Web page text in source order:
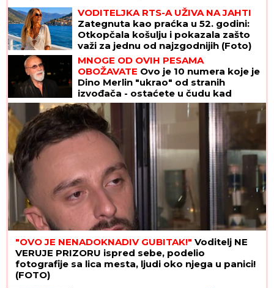
VODITELJKA RTS-A UŽIVA NA JAHTI
Zategnuta kao praćka u 52. godini:
Otkopčala košulju i pokazala zašto
važi za jednu od najzgodnijih (Foto)
MNOGE OD OVIH PESAMA
OBOŽAVATE Ovo je 10 numera koje je
Dino Merlin "ukrao" od stranih
izvođača - ostaćete u čudu kad
vidite spisak
"OVO JE NENADOKNADIV GUBITAK!" Voditelj NE
VERUJE PRIZORU ispred sebe, podelio
fotografije sa lica mesta, ljudi oko njega u panici!
(FOTO)